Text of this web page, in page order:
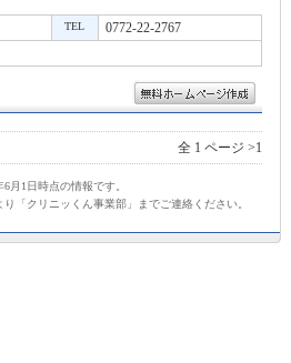
TEL 0772-22-2767
全 1 ページ >1
月1日時点の情報です。
り「クリニッくん事業部」までご連絡ください。